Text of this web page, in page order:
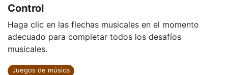
Control
Haga clic en las flechas musicales en el momento
adecuado para completar todos los desafíos
musicales.
Juegos de música